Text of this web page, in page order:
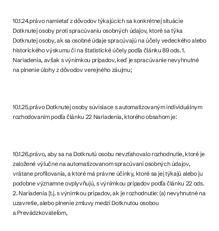
10.1.24.právo namietať z dôvodov týkajúcich sa konkrétnej situácie
Dotknutej osoby proti spracúvaniu osobných údajov, ktoré sa týka
Dotknutej osoby, ak sa osobné údaje spracúvajú na účely vedeckého alebo
historického výskumu či na štatistické účely podľa článku 89 ods. 1.
Nariadenia, avšak s výnimkou prípadov, keď je spracúvanie nevyhnutné
na plnenie úlohy z dôvodov verejného záujmu;
10.1.25.právo Dotknutej osoby súvisiace s automatizovaným individuálnym
rozhodovaním podľa článku 22 Nariadenia, ktorého obsahom je:
10.1.26.právo, aby sa na Dotknutú osobu nevzťahovalo rozhodnutie, ktoré je
založené výlučne na automatizovanom spracúvaní osobných údajov,
vrátane profilovania, a ktoré má právne účinky, ktoré sa jej týkajú alebo ju
podobne významne ovplyvňujú, s výnimkou prípadov podľa článku 22 ods.
2. Nariadenia [t.j. s výnimkou prípadov, ak je rozhodnutie: (a) nevyhnutné na
uzavretie, alebo plnenie zmluvy medzi Dotknutou osobou
a Prevádzkovateľom,